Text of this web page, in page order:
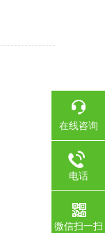
在线咨询
电话
微信扫一扫